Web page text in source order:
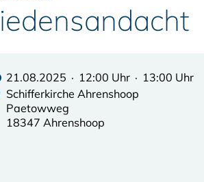
21.08.2025 · 12:00 Uhr · 13:00 Uhr
Schifferkirche Ahrenshoop
Paetowweg
18347 Ahrenshoop